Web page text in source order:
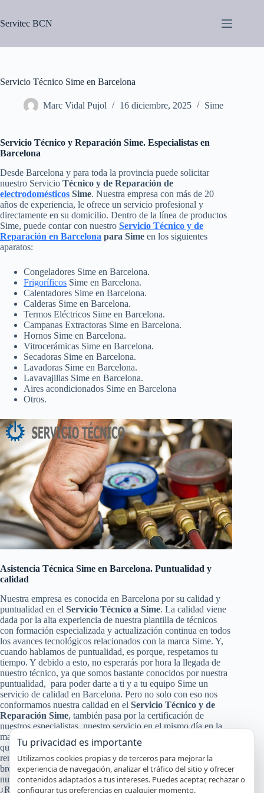
contenido
Servitec BCN
Servicio Técnico Sime en Barcelona
Marc Vidal Pujol 16 diciembre, 2025 Sime
Servicio Técnico y Reparación Sime. Especialistas en
Barcelona
Desde Barcelona y para toda la provincia puede solicitar
nuestro Servicio Técnico y de Reparación de
electrodomésticos Sime. Nuestra empresa con más de 20
años de experiencia, le ofrece un servicio profesional y
directamente en su domicilio. Dentro de la línea de productos
Sime, puede contar con nuestro Servicio Técnico y de
Reparación en Barcelona para Sime en los siguientes
aparatos:
Congeladores Sime en Barcelona.
Frigoríficos Sime en Barcelona.
Calentadores Sime en Barcelona.
Calderas Sime en Barcelona.
Termos Eléctricos Sime en Barcelona.
Campanas Extractoras Sime en Barcelona.
Hornos Sime en Barcelona.
Vitrocerámicas Sime en Barcelona.
Secadoras Sime en Barcelona.
Lavadoras Sime en Barcelona.
Lavavajillas Sime en Barcelona.
Aires acondicionados Sime en Barcelona
Otros.
Asistencia Técnica Sime en Barcelona. Puntualidad y
calidad
Nuestra empresa es conocida en Barcelona por su calidad y
puntualidad en el Servicio Técnico a Sime. La calidad viene
dada por la alta experiencia de nuestra plantilla de técnicos
con formación especializada y actualización continua en todos
los avances tecnológicos relacionados con la marca Sime. Y,
cuando hablamos de puntualidad, es porque, respetamos tu
tiempo. Y debido a esto, no esperarás por hora la llegada de
nuestro técnico, ya que somos bastante conocidos por nuestra
puntualidad, para poder darte a ti y a tu equipo Sime un
servicio de calidad en Barcelona. Pero no solo con eso nos
conformamos nuestra calidad en el Servicio Técnico y de
Reparación Sime, también pasa por la certificación de
nuestros especialistas, nuestro servicio en el mismo día en la
mayoría de los casos y el uso de recambios originales Sime
que garanticen que tu aparato continuará funcionando con alto
rendimiento y por mucho tiempo. Y a todo esto, le damos un
broche de oro con nuestra absoluta y segura garantía por
nuestro trabajo.
¿Recuerdas cuánto costó tu refrigerador, lavadora, lavavajillas,
Tu privacidad es importante
Utilizamos cookies propias y de terceros para mejorar la
experiencia de navegación, analizar el tráfico del sitio y ofrecer
contenidos adaptados a tus intereses. Puedes aceptar, rechazar o
configurar tus preferencias en cualquier momento.